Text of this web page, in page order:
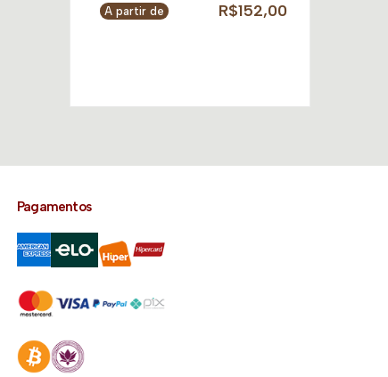
A partir de R$152,00
Pagamentos